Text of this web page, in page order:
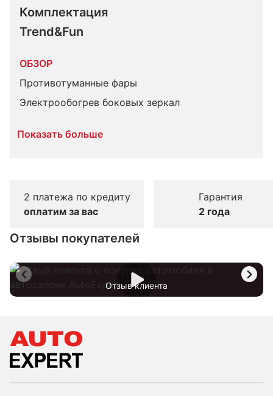
Комплектация
Trend&Fun
ОБЗОР
Противотуманные фары
Электрообогрев боковых зеркал
Показать больше
2 платежа по кредиту
оплатим за вас
Гарантия
2 года
Отзывы покупателей
Отзыв клиента